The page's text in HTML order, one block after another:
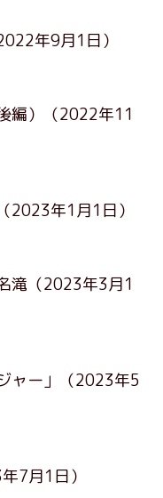
年9月1日）
）
（2022年11
（2023年1月1日）
滝 （2023年3月1
ー」
（2023年5
7月1日）